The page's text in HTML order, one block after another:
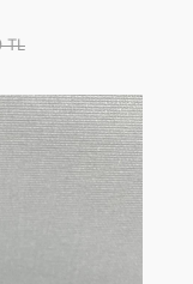
TL